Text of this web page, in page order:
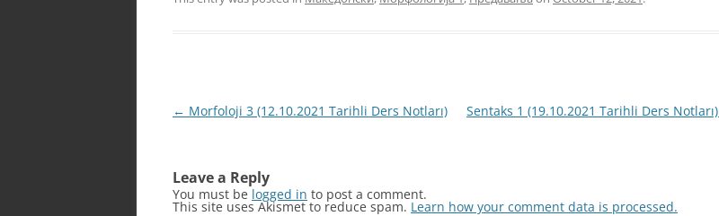
Post
← Morfoloji 3 (12.10.2021 Tarihli Ders Notları) Sentaks 1 (19.10.2021 Tarihli Ders Notları)
Leave a Reply
You must be logged in to post a comment.
This site uses Akismet to reduce spam. Learn how your comment data is processed.